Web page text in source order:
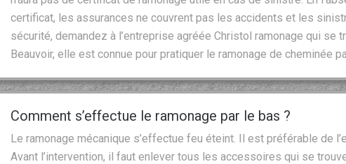
certificat, les assurances ne couvrent pas les accidents et les
sécurité, demandez à l’entreprise agréée Christol ramonage qui se
Beauvoir, elle est connue pour pratiquer le ramonage de cheminée
Comment s’effectue le ramonage par le bas ?
Le ramonage mécanique s’effectue feu éteint. Il est préférable de
Avant l’intervention, il faut enlever tous les accessoires qui se